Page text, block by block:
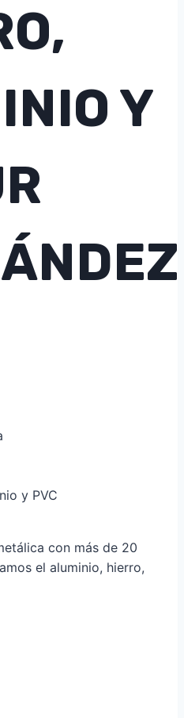
Y
y PVC
con más de 20
el aluminio, hierro,